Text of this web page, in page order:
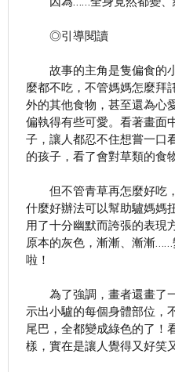
◎引導閱讀
故事的主角是隻偏食的
麼都不吃，不管媽媽怎麼拜
外的其他食物，甚至還為心
偏執得有些可愛。看著畫面
子，讓人都忍不住想嘗一口
的孩子，看了會對草類的食
但不管青草再怎麼好吃
什麼好辦法可以幫助驢媽媽
用了十分幽默而誇張的表現
原本的灰色，漸漸、漸漸
啦！
為了強調，畫者還畫了
示出小驢的每個身體部位，
尾巴，全都變成綠色的了！
樣，實在是讓人覺得又好笑